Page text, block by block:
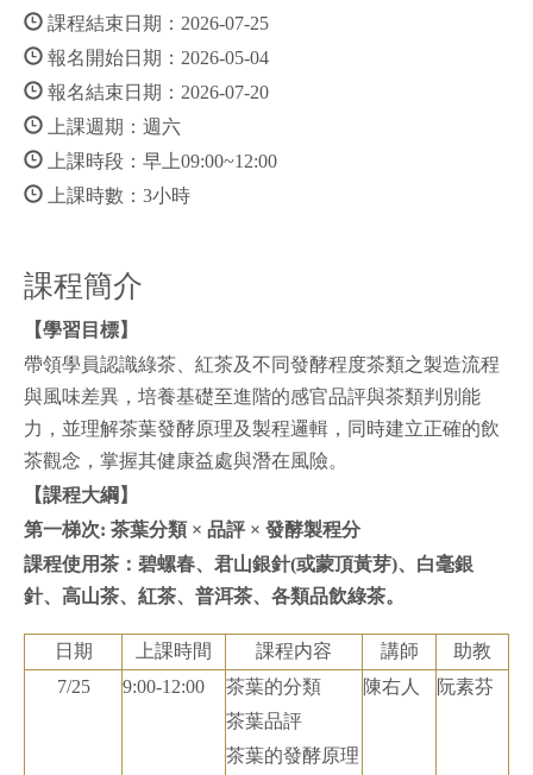
課程結束日期：2026-07-25
報名開始日期：2026-05-04
報名結束日期：2026-07-20
上課週期：週六
上課時段：早上09:00~12:00
上課時數：3小時
課程簡介
【學習目標】
帶領學員認識綠茶、紅茶及不同發酵程度茶類之製造流程
與風味差異，培養基礎至進階的感官品評與茶類判別能
力，並理解茶葉發酵原理及製程邏輯，同時建立正確的飲
茶觀念，掌握其健康益處與潛在風險。
【課程大綱】
第一梯次: 茶葉分類 × 品評 × 發酵製程分
課程使用茶：碧螺春、君山銀針(或蒙頂黃芽)、白毫銀
針、高山茶、紅茶、普洱茶、各類品飲綠茶。
日期 上課時間 課程内容 講師
助教
7/25
9:00-12:00
茶葉的分類
茶葉品評
茶葉的發酵原理
陳右人 阮素芬